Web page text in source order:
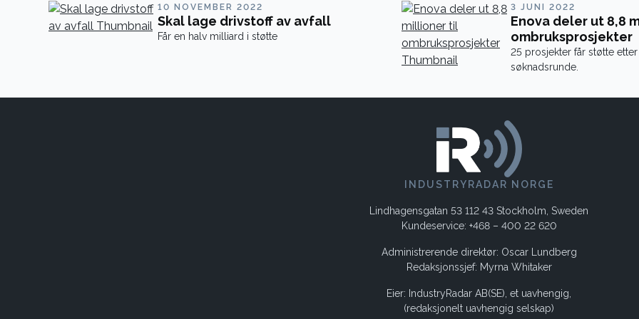
10 NOVEMBER 2022
Skal lage drivstoff av avfall
Får en halv milliard i støtte
3 JUNI 2022
Enova deler ut 8,8
ombruksprosjekter
25 prosjekter får støtte
søknadsrunde.
INDUSTRYRADAR NORGE
Lindhagensgatan 53 112 43 Stockholm, Sweden
Kundeservice: +468 – 400 22 620
Administrerende direktør: Oscar Lundberg
Redaksjonssjef: Myrna Whitaker
Eier: IndustryRadar AB(SE), et uavhengig,
(redaksjonelt uavhengig selskap)